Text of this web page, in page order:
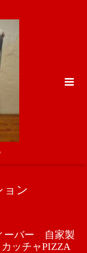
ョン
ーバー 自家製
ッチャPIZZA